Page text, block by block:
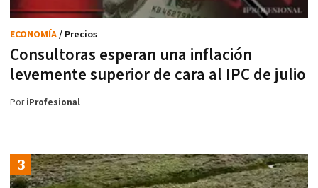
Consultoras esperan una inflación
levemente superior de cara al IPC de julio
ECONOMÍA/ Precios
PoriProfesional